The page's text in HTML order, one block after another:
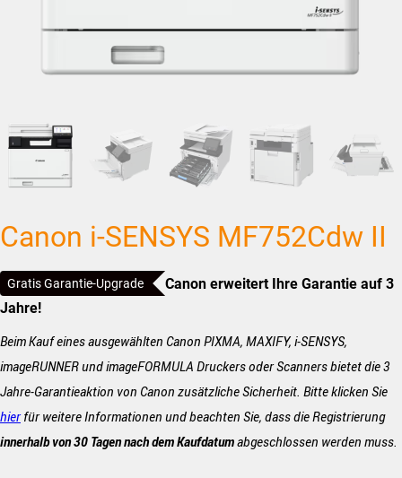
Canon i-SENSYS MF752Cdw II
Gratis Garantie-Upgrade
Canon erweitert Ihre Garantie auf 3
Jahre!
Beim Kauf eines ausgewählten Canon PIXMA, MAXIFY, i-SENSYS,
imageRUNNER und imageFORMULA Druckers oder Scanners bietet die 3
Jahre-Garantieaktion von Canon zusätzliche Sicherheit. Bitte klicken Sie
hierfür weitere Informationen und beachten Sie, dass die Registrierung
innerhalb von 30 Tagen nach dem Kaufdatumabgeschlossen werden muss.